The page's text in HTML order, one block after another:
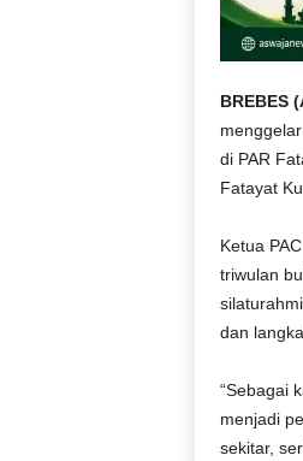
BREBES
di PAR
Fatayat
Ketua
triwulan
dan
“Sebagai
menjadi
sekitar,